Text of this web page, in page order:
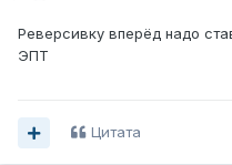
Реверсивку вперёд надо
ЭПТ
Цитата